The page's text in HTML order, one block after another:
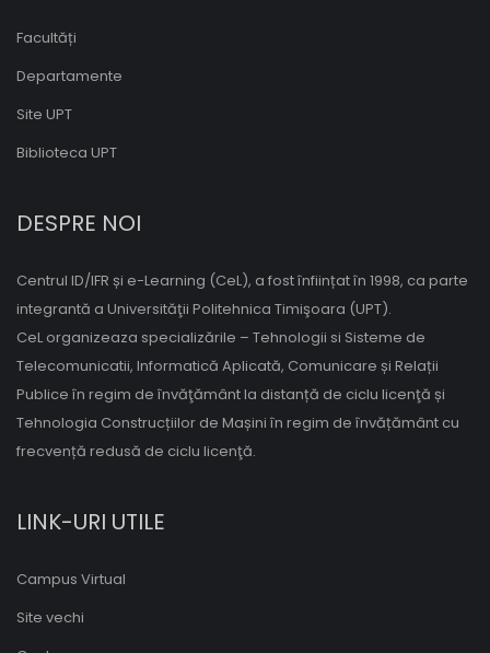
Facultăți
Departamente
Site UPT
Biblioteca UPT
DESPRE NOI
Centrul ID/IFR și e-Learning (CeL), a fost înființat în 1998, ca parte
integrantă a Universităţii Politehnica Timişoara (UPT).
CeL organizeaza specializările – Tehnologii si Sisteme de
Telecomunicatii, Informatică Aplicată, Comunicare și Relații
Publice în regim de învăţământ la distanță de ciclu licenţă și
Tehnologia Construcțiilor de Mașini în regim de învățământ cu
frecvență redusă de ciclu licenţă.
LINK-URI UTILE
Campus Virtual
Site vechi